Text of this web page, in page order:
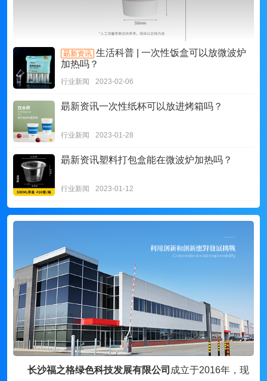
朂新资讯 生活科普 | 一次性饭盒可以放微波炉
加热吗？
行业新闻 2023-02-06
朂新资讯一次性纸杯可以放进烤箱吗？
行业新闻 2023-01-28
朂新资讯塑料打包盒能在微波炉加热吗？
行业新闻 2023-01-12
长沙福之格绿色科技发展有限公司 成立于2016年，现